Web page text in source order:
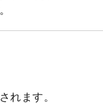
れます。